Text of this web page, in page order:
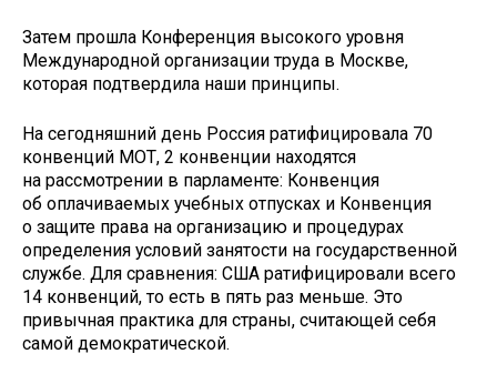
Затем прошла Конференция высокого уровня
Международной организации труда в Москве,
которая подтвердила наши принципы.
На сегодняшний день Россия ратифицировала 70
конвенций МОТ, 2 конвенции находятся
на рассмотрении в парламенте: Конвенция
об оплачиваемых учебных отпусках и Конвенция
о защите права на организацию и процедурах
определения условий занятости на государственной
службе. Для сравнения: США ратифицировали всего
14 конвенций, то есть в пять раз меньше. Это
привычная практика для страны, считающей себя
самой демократической.